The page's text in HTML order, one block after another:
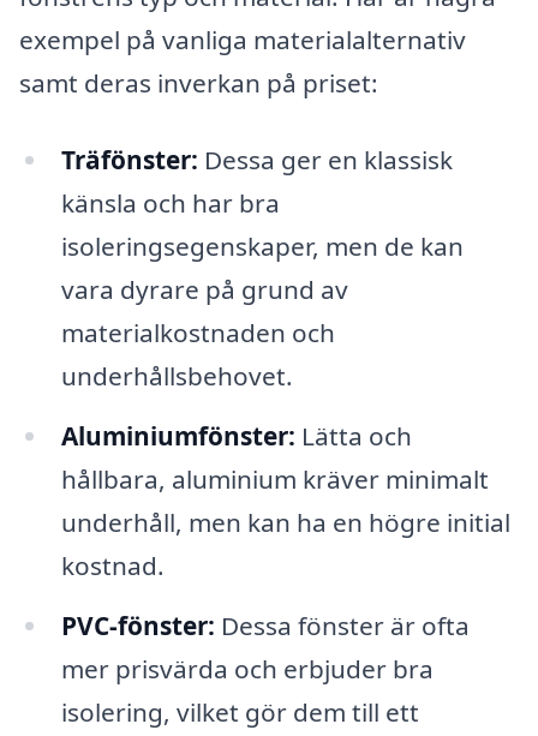
exempel på vanliga materialalternativ
samt deras inverkan på priset:
Träfönster: Dessa ger en klassisk
känsla och har bra
isoleringsegenskaper, men de kan
vara dyrare på grund av
materialkostnaden och
underhållsbehovet.
Aluminiumfönster: Lätta och
hållbara, aluminium kräver minimalt
underhåll, men kan ha en högre initial
kostnad.
PVC-fönster: Dessa fönster är ofta
mer prisvärda och erbjuder bra
isolering, vilket gör dem till ett